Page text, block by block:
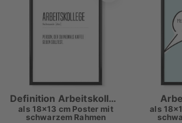
Definition Arbeitskollege
als 18x13 cm Poster mit
schwarzem Rahmen
als